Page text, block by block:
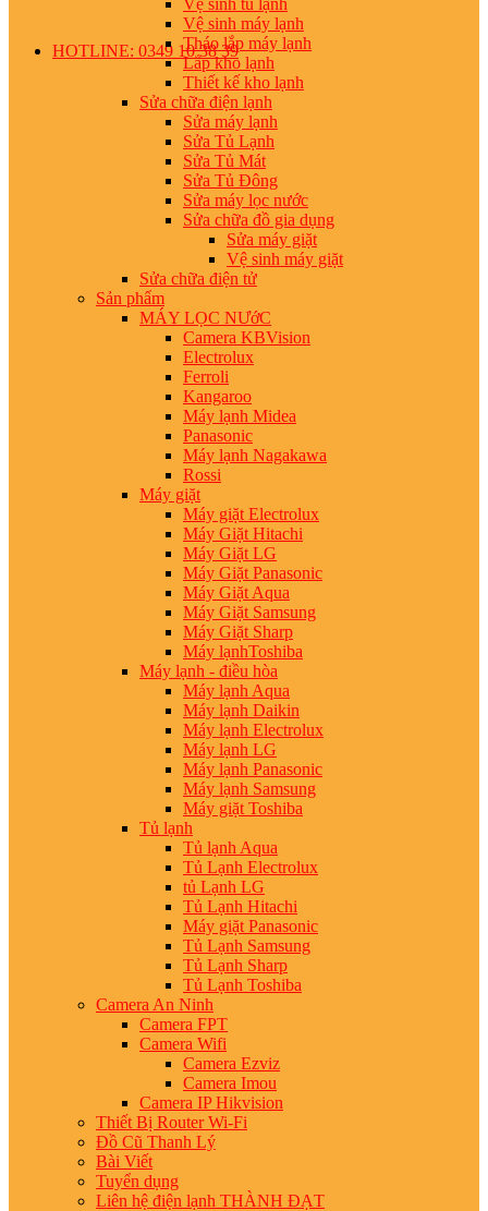
HOTLINE: 0349 10 38 39
Vệ sinh tủ lạnh
Vệ sinh máy lạnh
Tháo lắp máy lạnh
Lắp kho lạnh
Thiết kế kho lạnh
Sửa chữa điện lạnh
Sửa máy lạnh
Sửa Tủ Lạnh
Sửa Tủ Mát
Sửa Tủ Đông
Sửa máy lọc nước
Sửa chữa đồ gia dụng
Sửa máy giặt
Vệ sinh máy giặt
Sửa chữa điện tử
Sản phẩm
MÁY LỌC NƯớC
Camera KBVision
Electrolux
Ferroli
Kangaroo
Máy lạnh Midea
Panasonic
Máy lạnh Nagakawa
Rossi
Máy giặt
Máy giặt Electrolux
Máy Giặt Hitachi
Máy Giặt LG
Máy Giặt Panasonic
Máy Giặt Aqua
Máy Giặt Samsung
Máy Giặt Sharp
Máy lạnhToshiba
Máy lạnh - điều hòa
Máy lạnh Aqua
Máy lạnh Daikin
Máy lạnh Electrolux
Máy lạnh LG
Máy lạnh Panasonic
Máy lạnh Samsung
Máy giặt Toshiba
Tủ lạnh
Tủ lạnh Aqua
Tủ Lạnh Electrolux
tủ Lạnh LG
Tủ Lạnh Hitachi
Máy giặt Panasonic
Tủ Lạnh Samsung
Tủ Lạnh Sharp
Tủ Lạnh Toshiba
Camera An Ninh
Camera FPT
Camera Wifi
Camera Ezviz
Camera Imou
Camera IP Hikvision
Thiết Bị Router Wi-Fi
Đồ Cũ Thanh Lý
Bài Viết
Tuyển dụng
Liên hệ điện lạnh THÀNH ĐẠT